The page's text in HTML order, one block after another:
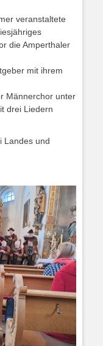
veranstaltete
die Amperthaler
mit ihrem
Männerchor unter
drei Liedern
Landes und